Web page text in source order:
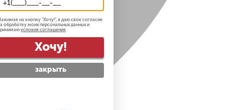
на кнопку "Хочу!", я даю свое согласие
обработку моих персональных данных и
условия соглашения
Хочу!
закрыть